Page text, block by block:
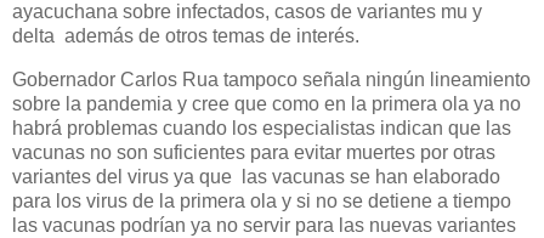
ayacuchana sobre infectados, casos de variantes mu y
delta además de otros temas de interés.
Gobernador Carlos Rua tampoco señala ningún lineamiento
sobre la pandemia y cree que como en la primera ola ya no
habrá problemas cuando los especialistas indican que las
vacunas no son suficientes para evitar muertes por otras
variantes del virus ya que las vacunas se han elaborado
para los virus de la primera ola y si no se detiene a tiempo
las vacunas podrían ya no servir para las nuevas variantes